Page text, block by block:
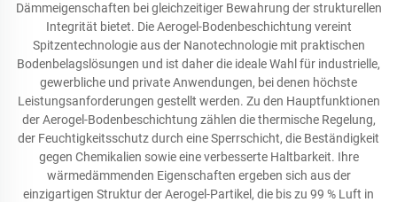
Dämmeigenschaften bei gleichzeitiger Bewahrung der strukturellen
Integrität bietet. Die Aerogel-Bodenbeschichtung vereint
Spitzentechnologie aus der Nanotechnologie mit praktischen
Bodenbelagslösungen und ist daher die ideale Wahl für industrielle,
gewerbliche und private Anwendungen, bei denen höchste
Leistungsanforderungen gestellt werden. Zu den Hauptfunktionen
der Aerogel-Bodenbeschichtung zählen die thermische Regelung,
der Feuchtigkeitsschutz durch eine Sperrschicht, die Beständigkeit
gegen Chemikalien sowie eine verbesserte Haltbarkeit. Ihre
wärmedämmenden Eigenschaften ergeben sich aus der
einzigartigen Struktur der Aerogel-Partikel, die bis zu 99 % Luft in